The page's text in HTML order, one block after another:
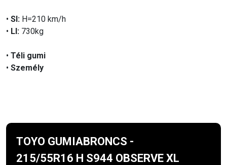
• SI: H=210 km/h
• LI: 730kg
• Téli gumi
• Személy
TOYO GUMIABRONCS -
215/55R16 H S944 OBSERVE XL